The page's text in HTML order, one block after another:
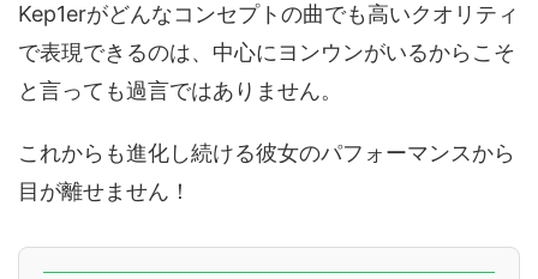
Kep1erがどんなコンセプトの曲でも高いクオリティ
で表現できるのは、中心にヨンウンがいるからこそ
と言っても過言ではありません。
これからも進化し続ける彼女のパフォーマンスから
目が離せません！